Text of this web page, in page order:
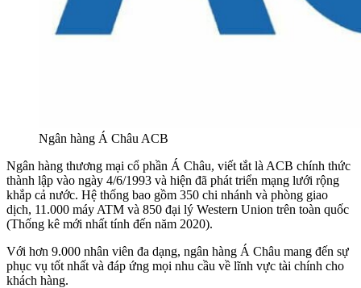
Ngân hàng Á Châu ACB
Ngân hàng thương mại cổ phần Á Châu, viết tắt là ACB chính thức
thành lập vào ngày 4/6/1993 và hiện đã phát triển mạng lưới rộng
khắp cả nước. Hệ thống bao gồm 350 chi nhánh và phòng giao
dịch, 11.000 máy ATM và 850 đại lý Western Union trên toàn quốc
(Thống kê mới nhất tính đến năm 2020).
Với hơn 9.000 nhân viên đa dạng, ngân hàng Á Châu mang đến sự
phục vụ tốt nhất và đáp ứng mọi nhu cầu về lĩnh vực tài chính cho
khách hàng.